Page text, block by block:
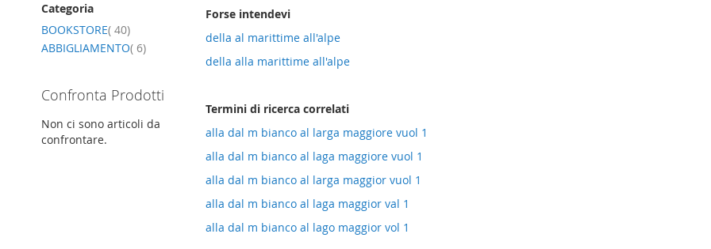
Forse intendevi
della al marittime all'alpe
della alla marittime all'alpe
Termini di ricerca correlati
alla dal m bianco al larga maggiore vuol 1
alla dal m bianco al laga maggiore vuol 1
alla dal m bianco al larga maggior vuol 1
alla dal m bianco al laga maggior val 1
alla dal m bianco al lago maggior vol 1
Categoria
BOOKSTORE 40elemento
ABBIGLIAMENTO 6elemento
Confronta Prodotti
Non ci sono articoli da
confrontare.